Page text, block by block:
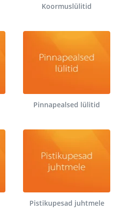
Koormuslülitid
Pinnapealsed lülitid
Pistikupesad juhtmele